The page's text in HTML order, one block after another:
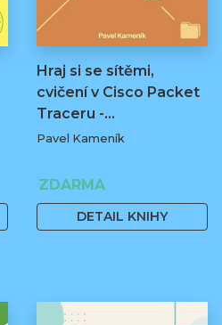
Hraj si se sítěmi,
cvičení v Cisco Packet
Traceru -…
Pavel Kameník
ZDARMA
DETAIL KNIHY